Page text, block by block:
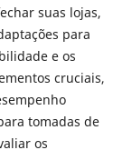
suas lojas,
para
e os
cruciais,
tomadas de
os